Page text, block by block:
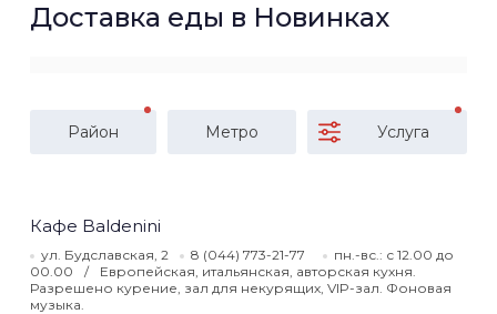
Доставка еды в Новинках
Район Метро Услуга
Кафе Baldenini
ул. Будславская, 2 8 (044) 773-21-77
пн.-вс.: с 12.00 до
00.00
Европейская, итальянская, авторская кухня.
Разрешено курение, зал для некурящих, VIP-зал. Фоновая
музыка.